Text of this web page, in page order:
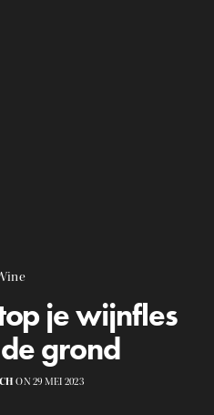
je wijnfles
grond
ON 29 MEI 2023